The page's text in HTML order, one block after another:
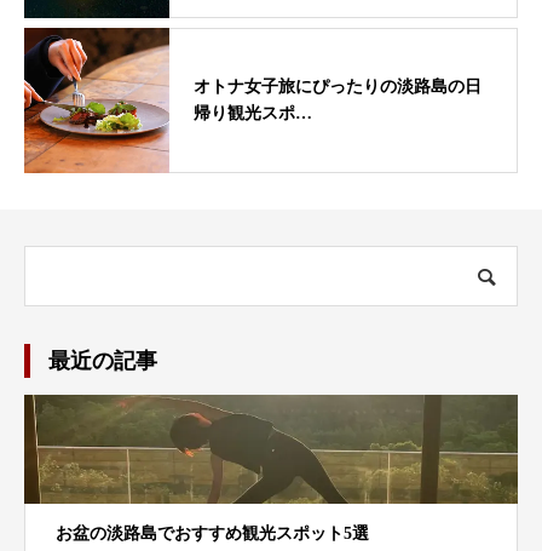
オトナ女子旅にぴったりの淡路島の日
帰り観光スポ…
最近の記事
お盆の淡路島でおすすめ観光スポット5選